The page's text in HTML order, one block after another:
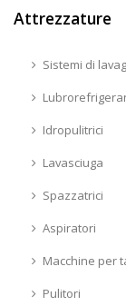
Attrezzature
Sistemi di
Idropulitrici
Lavasciuga
Spazzatrici
Aspiratori
Macchine per
Pulitori